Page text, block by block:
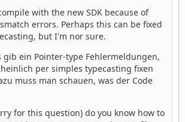
with the new SDK because of
errors. Perhaps this can be fixed
but I'm nor sure.
gib ein Pointer-type Fehlermeldungen,
per simples typecasting fixen
muss man schauen, was der Code
for this question) do you know how to